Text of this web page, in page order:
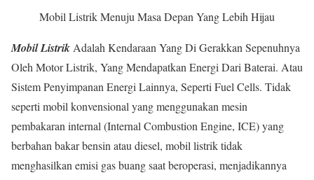
Mobil Listrik Menuju Masa Depan Yang Lebih Hijau
Mobil Listrik Adalah Kendaraan Yang Di Gerakkan Sepenuhnya
Oleh Motor Listrik, Yang Mendapatkan Energi Dari Baterai. Atau
Sistem Penyimpanan Energi Lainnya, Seperti Fuel Cells. Tidak
seperti mobil konvensional yang menggunakan mesin
pembakaran internal (Internal Combustion Engine, ICE) yang
berbahan bakar bensin atau diesel, mobil listrik tidak
menghasilkan emisi gas buang saat beroperasi, menjadikannya